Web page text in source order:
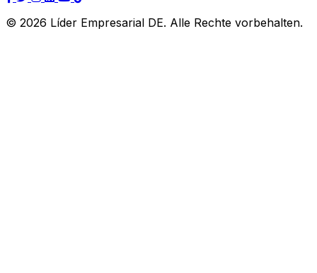
© 2026 Líder Empresarial DE. Alle Rechte vorbehalten.